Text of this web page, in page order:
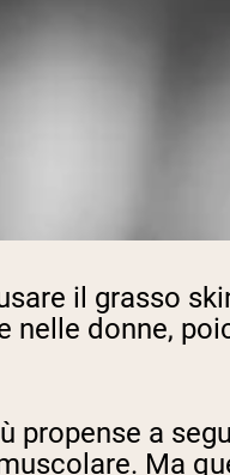
il grasso
nelle donne,
propense a
Ma